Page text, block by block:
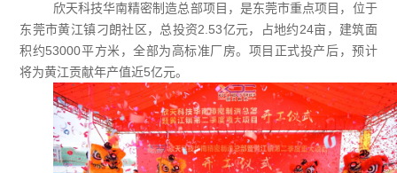
欣天科技华南精密制造总部项目，是东莞市重点项目，位于
东莞市黄江镇刁朗社区，总投资2.53亿元，占地约24亩，建筑面
积约53000平方米，全部为高标准厂房。项目正式投产后，预计
将为黄江贡献年产值近5亿元。